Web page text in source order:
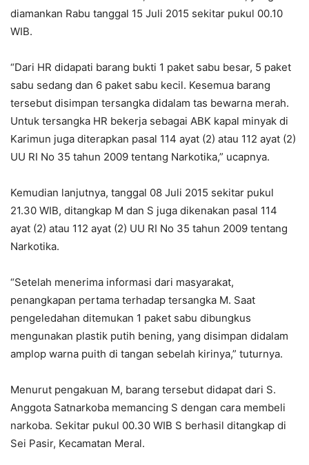
diamankan Rabu tanggal 15 Juli 2015 sekitar pukul 00.10
WIB.
“Dari HR didapati barang bukti 1 paket sabu besar, 5 paket
sabu sedang dan 6 paket sabu kecil. Kesemua barang
tersebut disimpan tersangka didalam tas bewarna merah.
Untuk tersangka HR bekerja sebagai ABK kapal minyak di
Karimun juga diterapkan pasal 114 ayat (2) atau 112 ayat (2)
UU RI No 35 tahun 2009 tentang Narkotika,” ucapnya.
Kemudian lanjutnya, tanggal 08 Juli 2015 sekitar pukul
21.30 WIB, ditangkap M dan S juga dikenakan pasal 114
ayat (2) atau 112 ayat (2) UU RI No 35 tahun 2009 tentang
Narkotika.
“Setelah menerima informasi dari masyarakat,
penangkapan pertama terhadap tersangka M. Saat
pengeledahan ditemukan 1 paket sabu dibungkus
mengunakan plastik putih bening, yang disimpan didalam
amplop warna puith di tangan sebelah kirinya,” tuturnya.
Menurut pengakuan M, barang tersebut didapat dari S.
Anggota Satnarkoba memancing S dengan cara membeli
narkoba. Sekitar pukul 00.30 WIB S berhasil ditangkap di
Sei Pasir, Kecamatan Meral.